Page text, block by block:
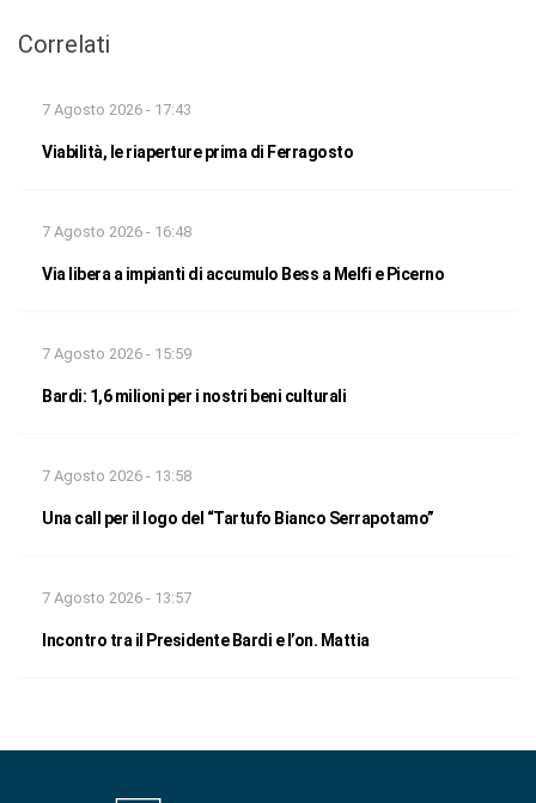
Correlati
7 Agosto 2026 - 17:43
Viabilità, le riaperture prima di Ferragosto
7 Agosto 2026 - 16:48
Via libera a impianti di accumulo Bess a Melfi e Picerno
7 Agosto 2026 - 15:59
Bardi: 1,6 milioni per i nostri beni culturali
7 Agosto 2026 - 13:58
Una call per il logo del “Tartufo Bianco Serrapotamo”
7 Agosto 2026 - 13:57
Incontro tra il Presidente Bardi e l’on. Mattia